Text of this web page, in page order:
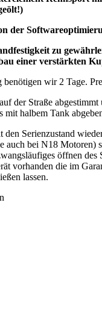
der
zu
einer verstärkten
wir 2 Tage.
der Straße
mit halbem Tank
den Serienzustand
auch bei N18 Motoren)
öffnen des
vorhanden die im
lassen.